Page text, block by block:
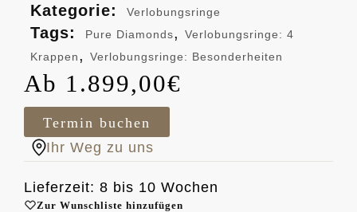
Kategorie:
Verlobungsringe
Tags: Pure Diamonds,
Verlobungsringe: 4
Krappen, Verlobungsringe: Besonderheiten
1.899,00€
Termin buchen
Ihr Weg zu uns
Lieferzeit: 8 bis 10 Wochen
Zur Wunschliste hinzufügen